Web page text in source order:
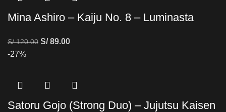
Mina Ashiro – Kaiju No. 8 – Luminasta
S/120.00 S/89.00
-27%
Satoru Gojo (Strong Duo) – Jujutsu Kaisen